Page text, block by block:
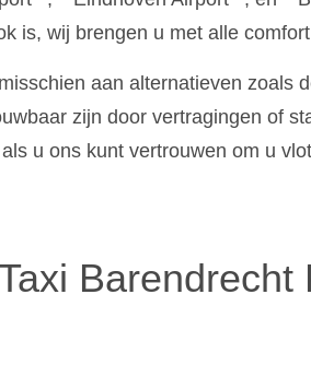
is, wij brengen u met alle
aan alternatieven zoals
zijn door vertragingen of
u ons kunt vertrouwen om u